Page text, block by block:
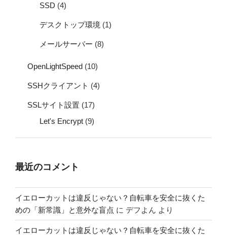
SSD (4)
デスクトップ環境 (1)
メールサーバー (8)
OpenLightSpeed (10)
SSHクライアント (4)
SSLサイト設置 (17)
Let's Encrypt (9)
最近のコメント
イエローカットは違反じゃない？自転車を安全に抜くた
めの「新常識」と意外な盲点 に デフよん より
イエローカットは違反じゃない？自転車を安全に抜くた